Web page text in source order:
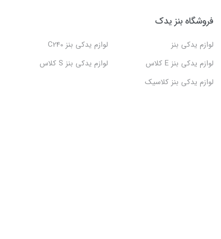
فروشگاه بنز یدک
لوازم یدکی بنز
لوازم یدکی بنز C240
لوازم یدکی بنز E کلاس
لوازم یدکی بنز S کلاس
لوازم یدکی بنز کلاسیک